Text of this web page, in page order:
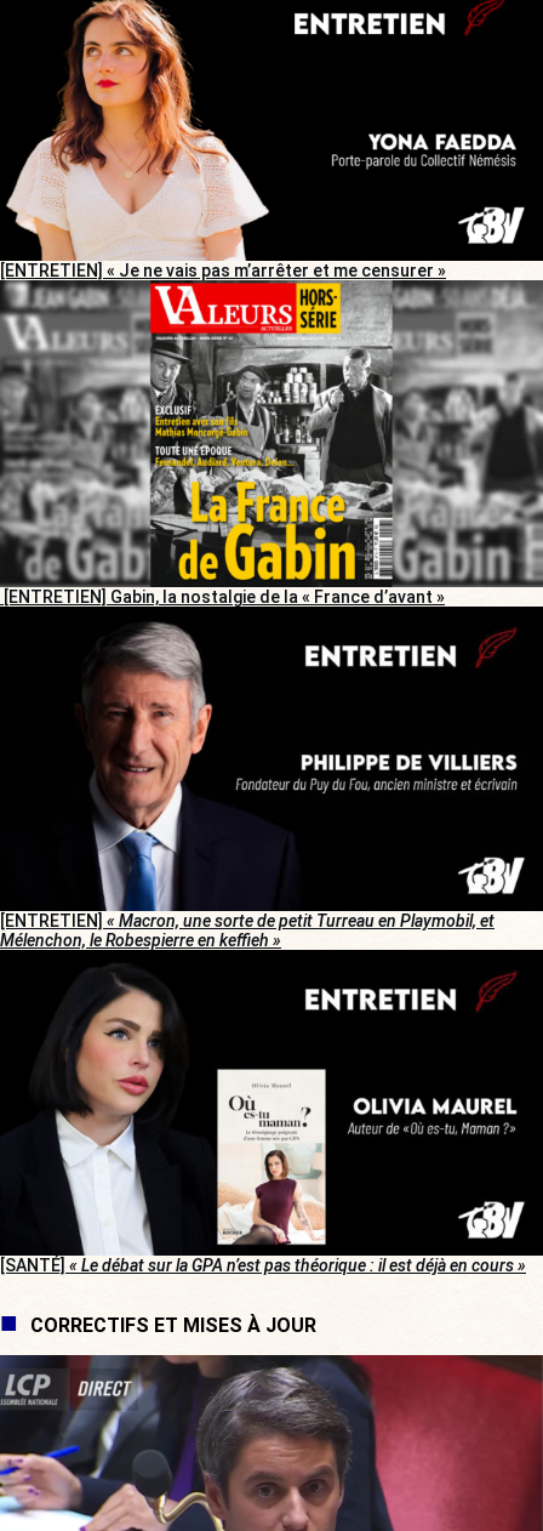
[ENTRETIEN] « Je ne vais pas m’arrêter et me censurer »
[ENTRETIEN] Gabin, la nostalgie de la « France d’avant »
[ENTRETIEN] « Macron, une sorte de petit Turreau en Playmobil, et
Mélenchon, le Robespierre en keffieh »
[SANTÉ] « Le débat sur la GPA n’est pas théorique : il est déjà en cours »
CORRECTIFS ET MISES À JOUR